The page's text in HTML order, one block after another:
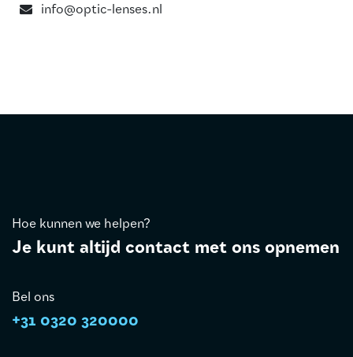
info@optic-lenses.nl
Hoe kunnen we helpen?
Je kunt altijd contact met ons opnemen
Bel ons
+31 0320 320000